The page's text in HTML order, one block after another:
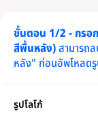
ขั้นตอน 1/2 - กรอ
สีพื้นหลัง)สามารถ
หลัง" ก่อนอัพโหลด
รูปโลโก้